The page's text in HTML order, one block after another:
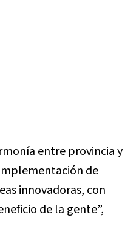
entre provincia y
de
innovadoras, con
de la gente”,